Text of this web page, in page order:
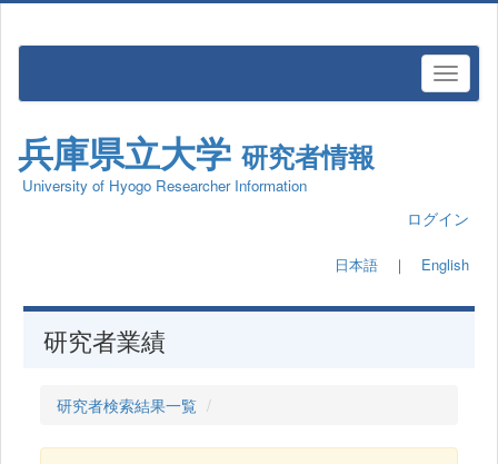
兵庫県立大学 研究者情報
University of Hyogo Researcher Information
ログイン
日本語 ｜ English
研究者業績
研究者検索結果一覧